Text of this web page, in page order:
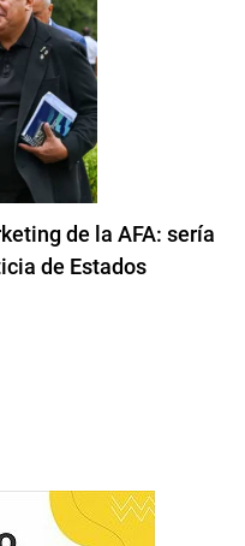
de la AFA: sería
de Estados